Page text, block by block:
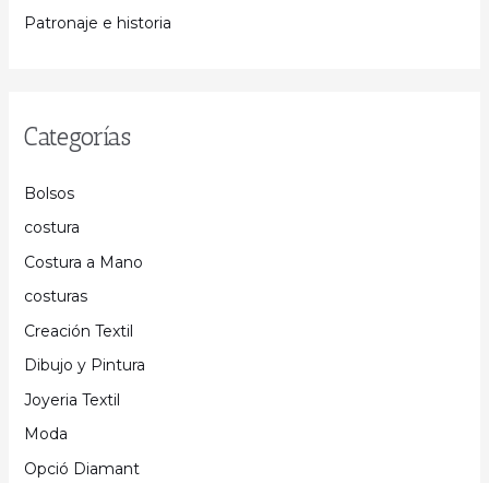
Patronaje e historia
Categorías
Bolsos
costura
Costura a Mano
costuras
Creación Textil
Dibujo y Pintura
Joyeria Textil
Moda
Opció Diamant